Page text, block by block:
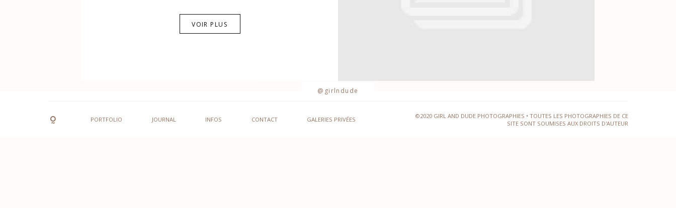
VOIR PLUS
@girlndude
PORTFOLIO JOURNAL INFOS CONTACT GALERIES PRIVÉES
©2020 GIRL AND DUDE PHOTOGRAPHIES • TOUTES LES PHOTOGRAPHIES DE CE
SITE SONT SOUMISES AUX DROITS D'AUTEUR